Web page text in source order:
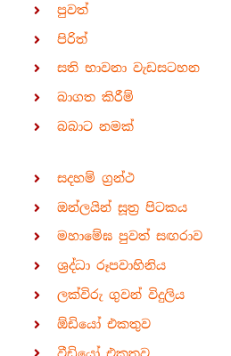
පුවත්
පිරිත්
සති භාවනා වැඩසටහන
බාගත කිරීම්
බබාට නමක්
සදහම් ග්‍රන්ථ
ඔන්ලයින් සූත්‍ර පිටකය
මහාමේඝ පුවත් සඟරාව
ශ්‍රද්ධා රූපවාහිනිය
ලක්විරු ගුවන් විදුලිය
ඕඩියෝ එකතුව